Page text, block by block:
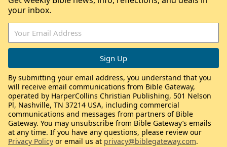
your inbox.
By submitting your email address, you understand that you
will receive email communications from Bible Gateway,
operated by HarperCollins Christian Publishing, 501 Nelson
Pl, Nashville, TN 37214 USA, including commercial
communications and messages from partners of Bible
Gateway. You may unsubscribe from Bible Gateway’s emails
at any time. If you have any questions, please review our
Privacy Policy or email us at privacy@biblegateway.com.